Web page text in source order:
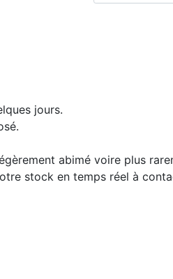
jours.
abimé voire plus
stock en temps réel à